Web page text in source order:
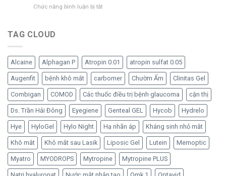
tép
trong
tạo
đã
trở
lại
dạng
bảo
quản
Chức năng bình luận bị tắtở
nhân
tạo
Hylo
Ursapharm
–
Đức
TAG CLOUD
Alcaine Alphagan P Atropin 0.01 atropin sulfat 0.05
Augenfit bệnh khô mắt carbomer Chườm Ấm Clinitas Gel
Combigan COMOD Các thuốc điều trị bệnh glaucoma cận thị
Ds. Trần Hải Đông Eyegiene Genteal GEL Hycob Hydrelo
Hye HyloGel Hylo Night Hạ nhãn áp Kháng sinh nhỏ mắt
Khô mắt Khô mắt sau Lasik Liposic Gel Lutein Memoptic
Myatro MYODROPS Mytropine Mytropine PLUS